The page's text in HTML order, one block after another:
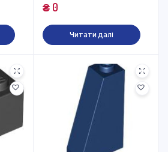
₴0
Читати далі